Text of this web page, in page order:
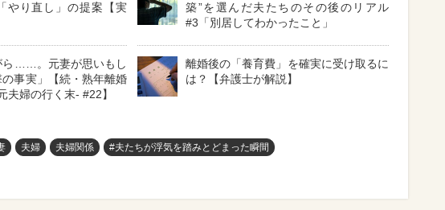
やり直し」の提案【実
築”を選んだ夫たちのその後のリアル
#3「別居してわかったこと」
ら……。元妻が思いもし
事実」【続・熟年離婚
夫婦の行く末- #22】
離婚後の「養育費」を確実に受け取るに
は？【弁護士が解説】
夫婦 夫婦関係 #夫たちが浮気を踏みとどまった瞬間